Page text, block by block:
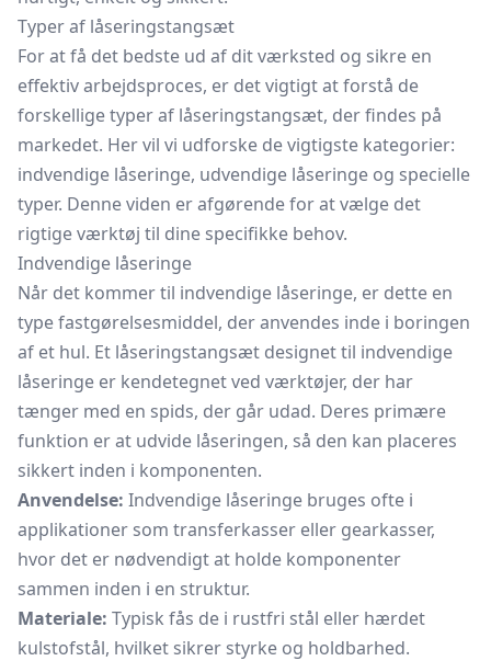
Typer af låseringstangsæt
For at få det bedste ud af dit værksted og sikre en
effektiv arbejdsproces, er det vigtigt at forstå de
forskellige typer af låseringstangsæt, der findes på
markedet. Her vil vi udforske de vigtigste kategorier:
indvendige låseringe, udvendige låseringe og specielle
typer. Denne viden er afgørende for at vælge det
rigtige værktøj til dine specifikke behov.
Indvendige låseringe
Når det kommer til indvendige låseringe, er dette en
type fastgørelsesmiddel, der anvendes inde i boringen
af et hul. Et låseringstangsæt designet til indvendige
låseringe er kendetegnet ved værktøjer, der har
tænger med en spids, der går udad. Deres primære
funktion er at udvide låseringen, så den kan placeres
sikkert inden i komponenten.
Anvendelse: Indvendige låseringe bruges ofte i
applikationer som transferkasser eller gearkasser,
hvor det er nødvendigt at holde komponenter
sammen inden i en struktur.
Materiale: Typisk fås de i rustfri stål eller hærdet
kulstofstål, hvilket sikrer styrke og holdbarhed.